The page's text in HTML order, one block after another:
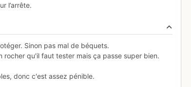
l’arrête.
Sinon pas mal de béquets.
qu'il faut tester mais ça passe super bien.
donc c'est assez pénible.